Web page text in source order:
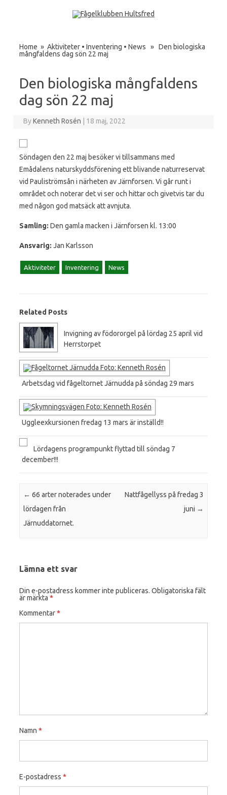
Home » Aktiviteter • Inventering • News » Den biologiska
mångfaldens dag sön 22 maj
Den biologiska mångfaldens
dag sön 22 maj
ByKenneth Rosén 18 maj, 2022
Söndagen den 22 maj besöker vi tillsammans med
Emådalens naturskyddsförening ett blivande naturreservat
vid Pauliströmsån i närheten av Järnforsen. Vi går runt i
området och noterar det vi ser och hittar och givetvis tar du
med någon god matsäck att avnjuta.
Samling: Den gamla macken i Järnforsen kl. 13:00
Ansvarig: Jan Karlsson
Aktiviteter Inventering News
Related Posts
Invigning av födororgel på lördag 25 april vid
Herrstorpet
Arbetsdag vid fågeltornet Järnudda på söndag 29 mars
Uggleexkursionen fredag 13 mars är inställd!!
Lördagens programpunkt flyttad till söndag 7
december!!!
Post navigation
← 66 arter noterades under
lördagen från
Järnuddatornet.
Nattfågellyss på fredag 3
juni →
Lämna ett svar
Din e-postadress kommer inte publiceras. Obligatoriska fält
är märkta *
Kommentar*
Namn *
E-postadress *